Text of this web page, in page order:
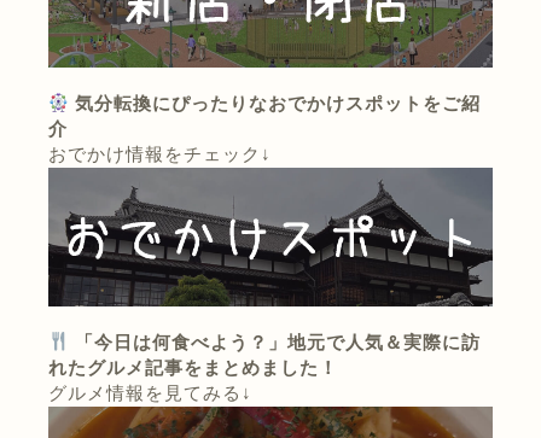
気分転換にぴったりなおでかけスポットをご紹
介
おでかけ情報をチェック↓
「今日は何食べよう？」地元で人気＆実際に訪
れたグルメ記事をまとめました！
グルメ情報を見てみる↓